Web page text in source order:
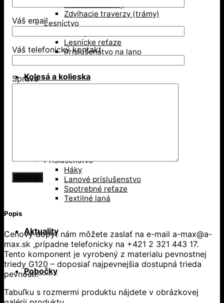
Zdvíhacie traverzy (trámy)
Lesníctvo
Lesnícke reťaze
Príslušenstvo na lano
Kolesá a kolieska
Príslušenstvo
Háky
Lanové príslušenstvo
Spotrebné reťaze
Textilné laná
Aktuality
Pobočky
Váš email
Váš telefonický kontakt
Správa
Popis
Cenový dopyt nám môžete zaslať na e-mail a-max@a-
max.sk ,prípadne telefonicky na +421 2 321 443 17.
Tento komponent je vyrobený z materialu pevnostnej
triedy G120 – doposiaľ najpevnejšia dostupná trieda
pevnosti.
Tabuľku s rozmermi produktu nájdete v obrázkovej